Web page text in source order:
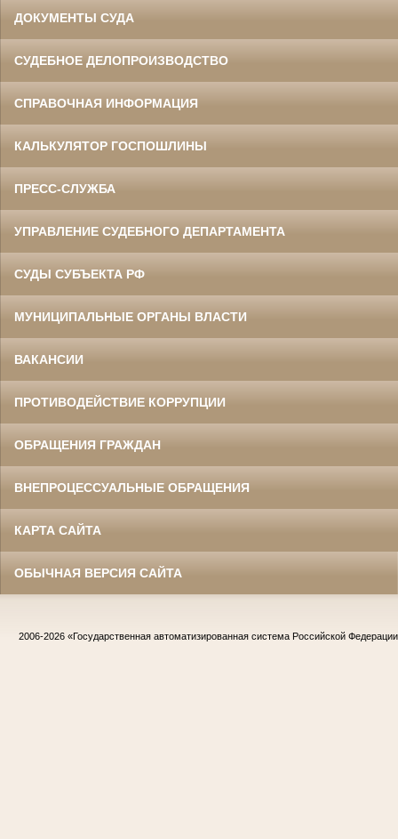
ДОКУМЕНТЫ СУДА
СУДЕБНОЕ ДЕЛОПРОИЗВОДСТВО
СПРАВОЧНАЯ ИНФОРМАЦИЯ
КАЛЬКУЛЯТОР ГОСПОШЛИНЫ
ПРЕСС-СЛУЖБА
УПРАВЛЕНИЕ СУДЕБНОГО ДЕПАРТАМЕНТА
СУДЫ СУБЪЕКТА РФ
МУНИЦИПАЛЬНЫЕ ОРГАНЫ ВЛАСТИ
ВАКАНСИИ
ПРОТИВОДЕЙСТВИЕ КОРРУПЦИИ
ОБРАЩЕНИЯ ГРАЖДАН
ВНЕПРОЦЕССУАЛЬНЫЕ ОБРАЩЕНИЯ
КАРТА САЙТА
ОБЫЧНАЯ ВЕРСИЯ САЙТА
2006-2026 «Государственная автоматизированная система Российской